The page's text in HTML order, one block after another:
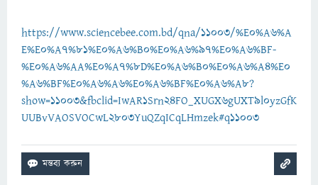
https://www.sciencebee.com.bd/qna/11003/%E0%A6%A
E%E0%A7%81%E0%A6%B0%E0%A6%97%E0%A6%BF-
%E0%A6%AA%E0%A7%8D%E0%A6%B0%E0%A6%A4%E0
%A6%BF%E0%A6%A6%E0%A6%BF%E0%A6%A8?
show=11003&fbclid=IwAR1Srn24FO_XUGX6gUXT9l0yzGfK
UUBvVAOSVOCwL2803YuQZqICqLHmzek#q11003